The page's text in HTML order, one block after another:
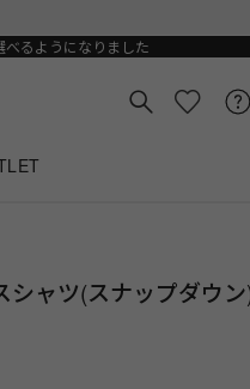
べるようになりました
シャツ(スナップダウ